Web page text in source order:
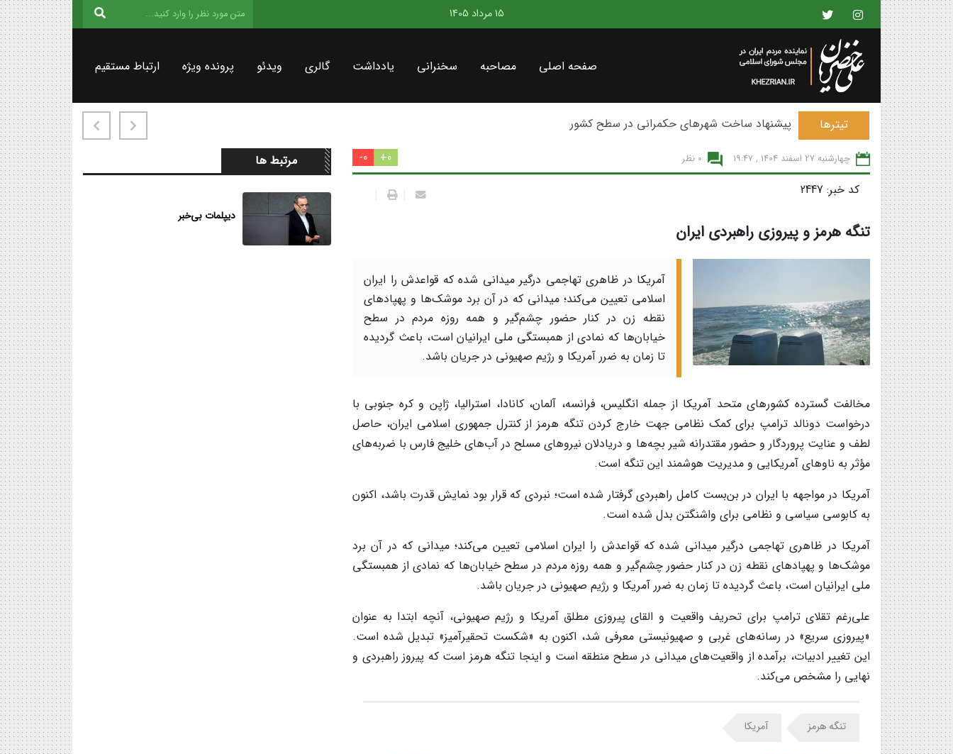
15 مرداد 1405
صفحه اصلی مصاحبه سخنرانی یادداشت گالری ویدئو پرونده ویژه ارتباط مستقیم
تیترها پیشنهاد ساخت شهرهای حکمرانی در سطح کشور
چهارشنبه 27 اسفند 1404 , 19:47 0 نظر 0+
0-
کد خبر: 2447
تنگه هرمز و پیروزی راهبردی ایران
آمریکا در ظاهری تهاجمی درگیر میدانی شده که قواعدش را ایران
اسلامی تعیین می‌کند؛ میدانی که در آن برد موشک‌ها و پهپادهای
نقطه زن در کنار حضور چشم‌گیر و همه روزه مردم در سطح
خیابان‌ها که نمادی از همبستگی ملی ایرانیان است، باعث گردیده
تا زمان به ضرر آمریکا و رژیم صهیونی در جریان باشد.
مخالفت گسترده کشورهای متحد آمریکا از جمله انگلیس، فرانسه، آلمان، کانادا، استرالیا، ژاپن و کره جنوبی با
درخواست دونالد ترامپ برای کمک نظامی جهت خارج کردن تنگه هرمز از کنترل جمهوری اسلامی ایران، حاصل
لطف و عنایت پروردگار و حضور مقتدرانه شیر بچه‌ها و دریادلان نیروهای مسلح در آب‌های خلیج فارس با ضربه‌های
مؤثر به ناوهای آمریکایی و مدیریت هوشمند این تنگه است.
آمریکا در مواجهه با ایران در بن‌بست کامل راهبردی گرفتار شده است؛ نبردی که قرار بود نمایش قدرت باشد، اکنون
به کابوسی سیاسی و نظامی برای واشنگتن بدل شده است.
آمریکا در ظاهری تهاجمی درگیر میدانی شده که قواعدش را ایران اسلامی تعیین می‌کند؛ میدانی که در آن برد
موشک‌ها و پهپادهای نقطه زن در کنار حضور چشم‌گیر و همه روزه مردم در سطح خیابان‌ها که نمادی از همبستگی
ملی ایرانیان است، باعث گردیده تا زمان به ضرر آمریکا و رژیم صهیونی در جریان باشد.
علی‌رغم تقلای ترامپ برای تحریف واقعیت و القای پیروزی مطلق آمریکا و رژیم صهیونی، آنچه ابتدا به عنوان
«پیروزی سریع» در رسانه‌های غربی و صهیونیستی معرفی شد، اکنون به «شکست تحقیرآمیز» تبدیل شده است.
این تغییر ادبیات، برآمده از واقعیت‌های میدانی در سطح منطقه است و اینجا تنگه هرمز است که پیروز راهبردی و
نهایی را مشخص می‌کند.
تنگه هرمز آمریکا
مرتبط ها
دیپلمات بی‌خبر